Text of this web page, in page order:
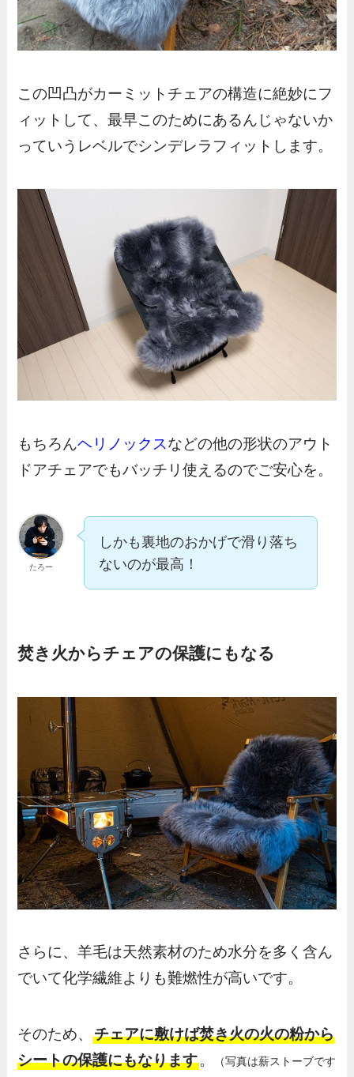
この凹凸がカーミットチェアの構造に絶妙にフ
ィットして、最早このためにあるんじゃないか
っていうレベルでシンデレラフィットします。
もちろんヘリノックスなどの他の形状のアウト
ドアチェアでもバッチリ使えるのでご安心を。
たろー
しかも裏地のおかげで滑り落ち
ないのが最高！
焚き火からチェアの保護にもなる
さらに、羊毛は天然素材のため水分を多く含ん
でいて化学繊維よりも難燃性が高いです。
そのため、チェアに敷けば焚き火の火の粉から
シートの保護にもなります。 （写真は薪ストーブです